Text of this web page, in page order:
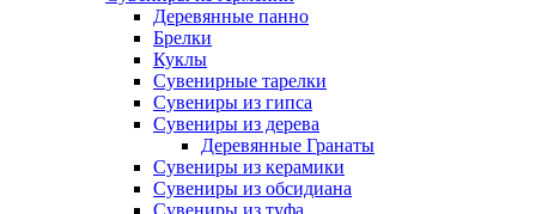
Деревянные панно
Брелки
Куклы
Сувенирные тарелки
Сувениры из гипса
Сувениры из дерева
Деревянные Гранаты
Сувениры из керамики
Сувениры из обсидиана
Сувениры из туфа